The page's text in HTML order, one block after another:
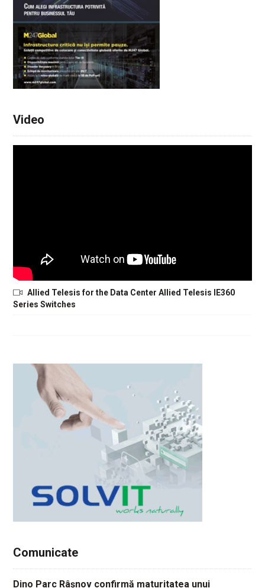
Video
Allied Telesis for the Data Center Allied Telesis IE360
Series Switches
Comunicate
Dino Parc Râșnov confirmă maturitatea unui